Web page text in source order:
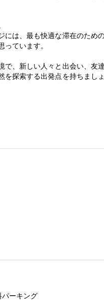
は、最も快適な滞在のため
ています。
、新しい人々と出会い、友
探索する出発点を持ちましょ
language)
パーキング